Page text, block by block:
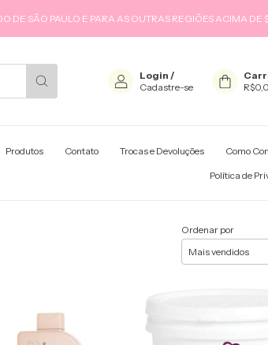
PAULO E PARA AS OUTRAS REGIÕES ACIMA DE $200
Login /
Cadastre-se
Produtos Contato Trocas e Devoluções Como
Política de
Ordenar por